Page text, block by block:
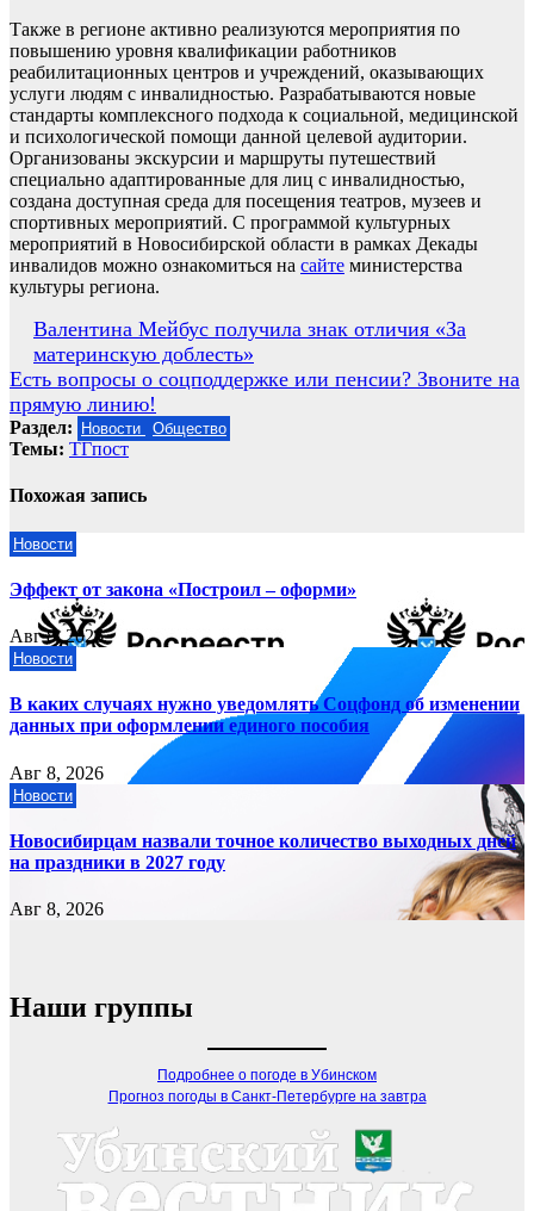
Также в регионе активно реализуются мероприятия по
повышению уровня квалификации работников
реабилитационных центров и учреждений, оказывающих
услуги людям с инвалидностью. Разрабатываются новые
стандарты комплексного подхода к социальной, медицинской
и психологической помощи данной целевой аудитории.
Организованы экскурсии и маршруты путешествий
специально адаптированные для лиц с инвалидностью,
создана доступная среда для посещения театров, музеев и
спортивных мероприятий. С программой культурных
мероприятий в Новосибирской области в рамках Декады
инвалидов можно ознакомиться на сайте министерства
культуры региона.
Навигация
по
записям
Валентина Мейбус получила знак отличия «За
материнскую доблесть»
Есть вопросы о соцподдержке или пенсии? Звоните на
прямую линию!
Раздел: Новости Общество
Темы: ТГпост
Похожая запись
Новости
Эффект от закона «Построил – оформи»
Авг 8, 2026
Новости
В каких случаях нужно уведомлять Соцфонд об изменении
данных при оформлении единого пособия
Авг 8, 2026
Новости
Новосибирцам назвали точное количество выходных дней
на праздники в 2027 году
Авг 8, 2026
Наши группы
Подробнее о погоде в Убинском
Прогноз погоды в Санкт-Петербурге на завтра